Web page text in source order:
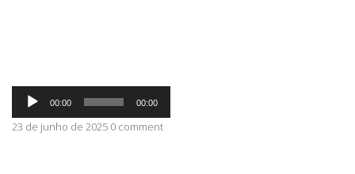
Tocador
áudio
00:00 00:00
23 de junho de 2025 0 comment